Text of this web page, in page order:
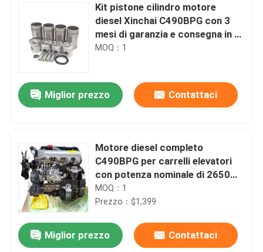
Kit pistone cilindro motore
diesel Xinchai C490BPG con 3
mesi di garanzia e consegna in 1-
3 giorni per 4 cilindri
MOQ：1
Miglior prezzo Contattaci
Motore diesel completo
C490BPG per carrelli elevatori
con potenza nominale di 2650
giri/min e consegna di 4-6 giorni
MOQ：1
Prezzo：$1,399
Miglior prezzo Contattaci